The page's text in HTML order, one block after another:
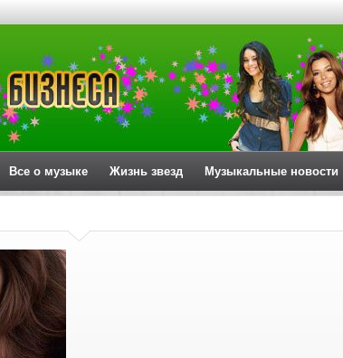
Все о музыке Жизнь звезд Музыкальные новости